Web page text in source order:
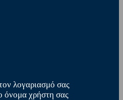
λογαριασμό σας
όνομα χρήστη σας